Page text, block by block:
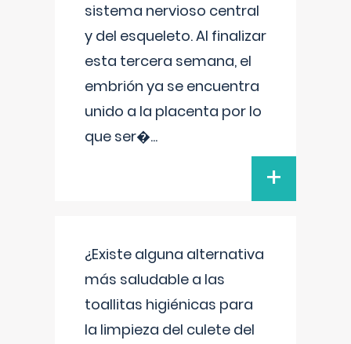
sistema nervioso central
y del esqueleto. Al finalizar
esta tercera semana, el
embrión ya se encuentra
unido a la placenta por lo
que ser�...
+
¿Existe alguna alternativa
más saludable a las
toallitas higiénicas para
la limpieza del culete del